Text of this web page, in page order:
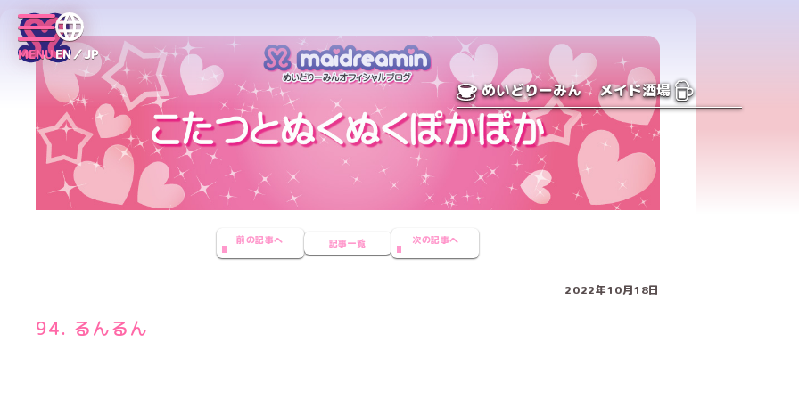
MENUEN／JP
めいどりーみん メイド酒場
前の記事へ 記事一覧 次の記事へ
2022年10月18日
94. るんるん